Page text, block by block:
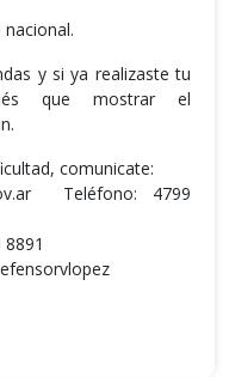
y si ya realizaste tu
que mostrar el
comunicate:
Teléfono: 4799